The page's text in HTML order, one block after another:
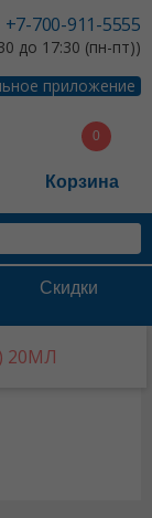
+7-700-911-5555
до 17:30 (пн-пт))
приложение
Корзина
Скидки
20МЛ